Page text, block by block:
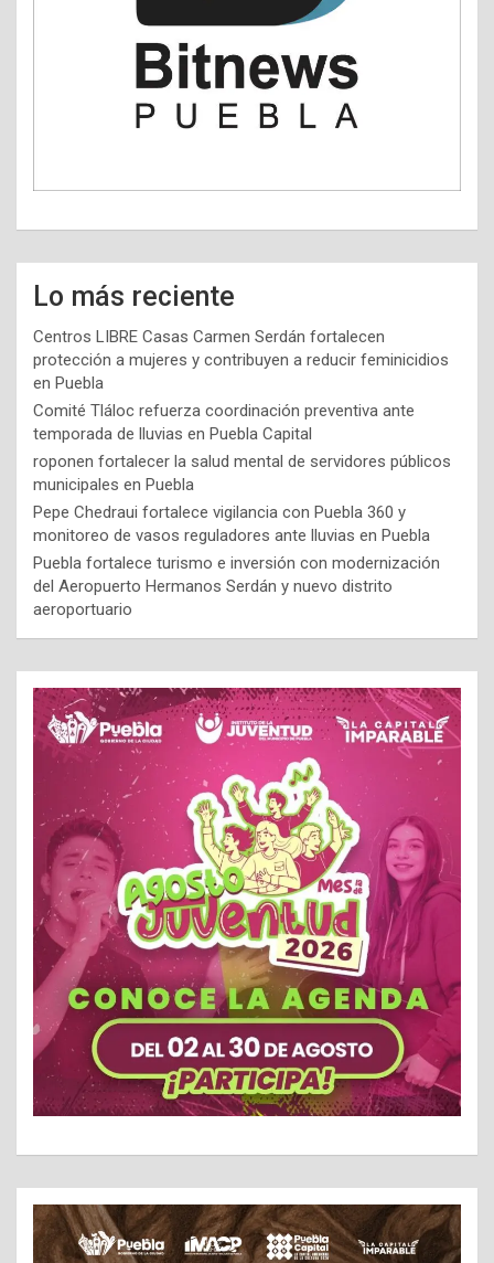
Lo más reciente
Centros LIBRE Casas Carmen Serdán fortalecen
protección a mujeres y contribuyen a reducir feminicidios
en Puebla
Comité Tláloc refuerza coordinación preventiva ante
temporada de lluvias en Puebla Capital
roponen fortalecer la salud mental de servidores públicos
municipales en Puebla
Pepe Chedraui fortalece vigilancia con Puebla 360 y
monitoreo de vasos reguladores ante lluvias en Puebla
Puebla fortalece turismo e inversión con modernización
del Aeropuerto Hermanos Serdán y nuevo distrito
aeroportuario